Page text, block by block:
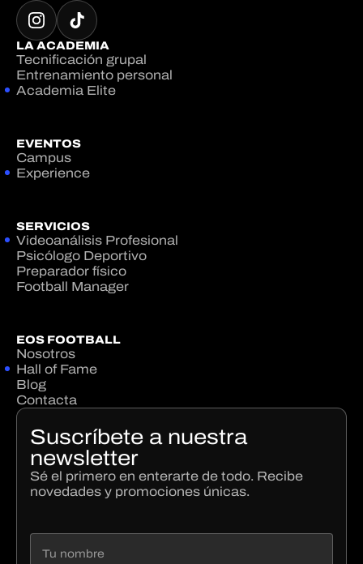
LA ACADEMIA
Tecnificación grupal
Entrenamiento personal
Academia Elite
EVENTOS
Campus
Experience
SERVICIOS
Videoanálisis Profesional
Psicólogo Deportivo
Preparador físico
Football Manager
EOS FOOTBALL
Nosotros
Hall of Fame
Blog
Contacta
Suscríbete a nuestra
newsletter
Sé el primero en enterarte de todo. Recibe
novedades y promociones únicas.